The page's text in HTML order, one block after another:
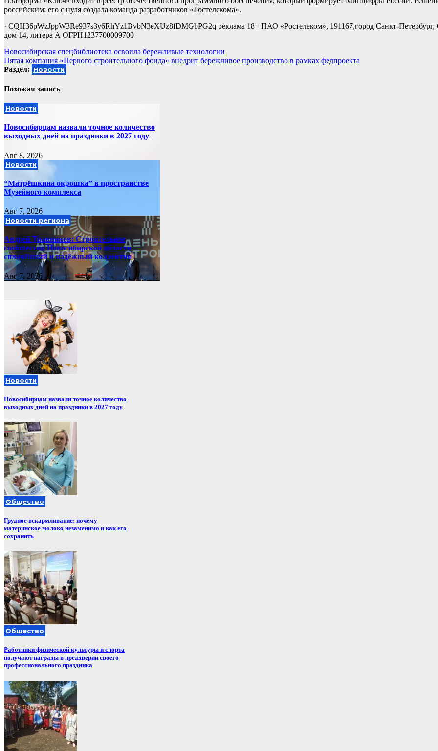
российским: его с нуля создала команда разработчиков «Ростелекома».
· CQH36pWzJppW3Re937s3y6RhYz1BvbN3eXUz8fDMGbPG2q реклама 18+ ПАО «Ростелеком», 191167,город Санкт-Петербург,
дом 14, литера А ОГРН1237700009700
Навигация
по
Новосибирская спецбиблиотека освоила бережливые технологии
Пятая компания «Первого строительного фонда» внедрит бережливое производство в рамках федпроекта
Раздел: Новости
Похожая запись
Новости
Новосибирцам назвали точное количество
выходных дней на праздники в 2027 году
Авг 8, 2026
Новости
“Матрёшкина окрошка” в пространстве
Музейного комплекса
Авг 7, 2026
Новости региона
Андрей Травников: Строительное
сообщество Новосибирской области –
сплочённый и надёжный коллектив
Авг 7, 2026
Новости
Новосибирцам назвали точное количество
выходных дней на праздники в 2027 году
Общество
Грудное вскармливание: почему
материнское молоко незаменимо и как его
сохранить
Общество
Работники физической культуры и спорта
получают награды в преддверии своего
профессионального праздника